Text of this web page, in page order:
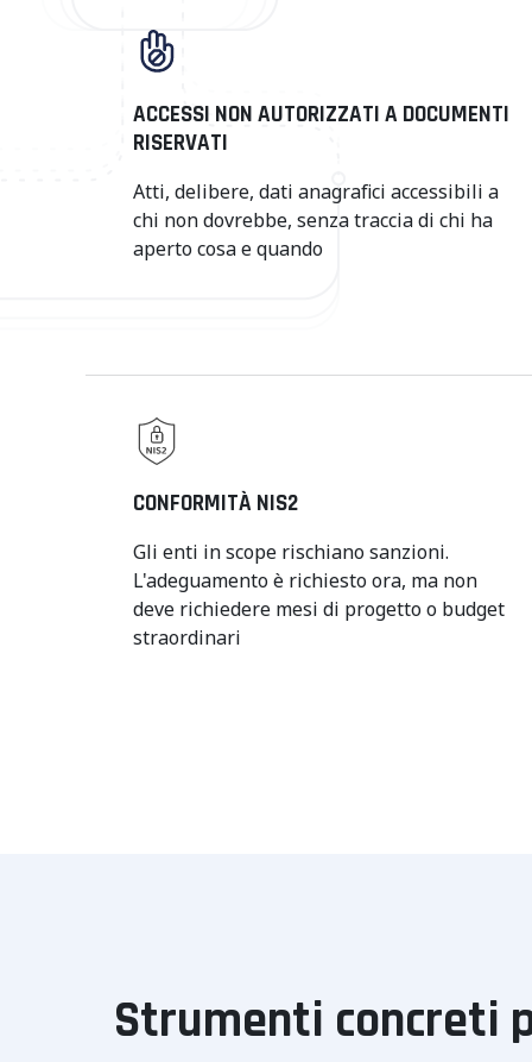
ACCESSI NON AUTORIZZATI A DOCUMENTI
RISERVATI
Atti, delibere, dati anagrafici accessibili a
chi non dovrebbe, senza traccia di chi ha
aperto cosa e quando
CONFORMITÀ NIS2
Gli enti in scope rischiano sanzioni.
L'adeguamento è richiesto ora, ma non
deve richiedere mesi di progetto o budget
straordinari
Strumenti concreti